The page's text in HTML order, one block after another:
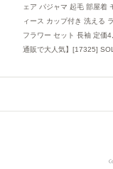
ェア パジャマ 起毛 部屋着
ィース カップ付き 洗える
フラワー セット 長袖 定価
通販で大人気】[17325]